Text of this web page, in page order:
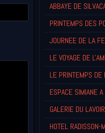
ABBAYE DE
PRINTEMPS DES
JOURNEE DE LA
LE VOYAGE DE
LE PRINTEMPS DE
ESPACE SIMIANE A
GALERIE DU
HOTEL RADISSON-